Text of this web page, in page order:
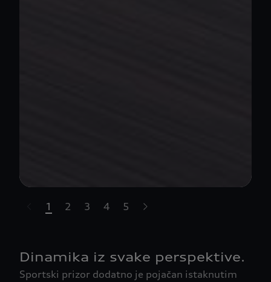
highlights.skipLinkText__
1 2 3 4 5
Dinamika iz svake perspektive.
Sportski prizor dodatno je pojačan istaknutim